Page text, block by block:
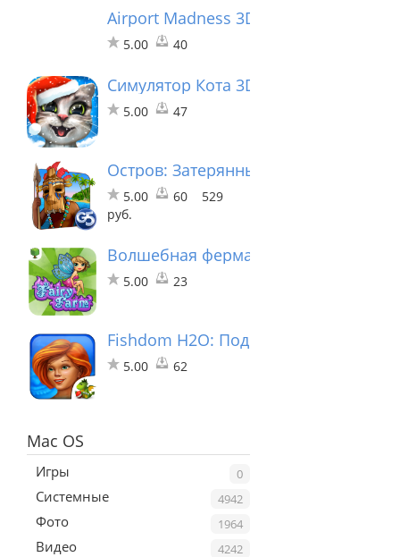
Airport Madness 3D - Volume 2
5.00 40
Симулятор Кота 3D - Мои
5.00 47
Остров: Затерянные в океане 2®
5.00 60
529
руб.
Волшебная ферма
5.00 23
Fishdom H2O: Подводная Одиссея
5.00 62
Mac OS
0
Игры
4942
Системные
1964
Фото
4242
Видео